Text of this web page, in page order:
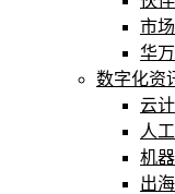
市
华
数字化资
云
人
机
出